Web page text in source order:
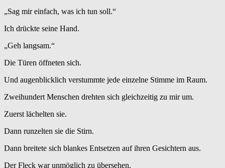
„Sag mir einfach, was ich tun soll.“
Ich drückte seine Hand.
„Geh langsam.“
Die Türen öffneten sich.
Und augenblicklich verstummte jede einzelne Stimme im Raum.
Zweihundert Menschen drehten sich gleichzeitig zu mir um.
Zuerst lächelten sie.
Dann runzelten sie die Stirn.
Dann breitete sich blankes Entsetzen auf ihren Gesichtern aus.
Der Fleck war unmöglich zu übersehen.